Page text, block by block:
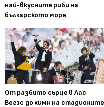
най-вкусните риби на
българското море
От разбито сърце в Лас
Вегас до химн на стадионите